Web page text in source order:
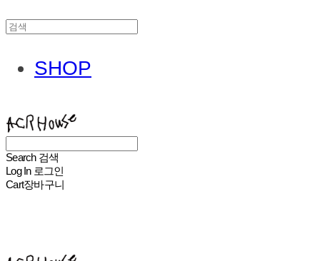
SHOP
Search 검색
Log In 로그인
Cart장바구니